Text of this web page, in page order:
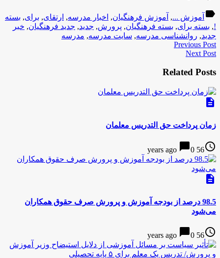
label آموزش ..., آموزش فرهنگیان, اخبار مدرسه, ارتقای, برای, بسته
!
, بسته برای, بسته فرهنگیان, پرورش, جدید, جدید فرهنگیان, خبر
جدید, روانشناسی مدرسه, سایت مدرسه, مدرسه
Previous Post
Next Post
Related Posts
description
زمان پرداخت حق التدریس معلمان
access_time
56 years ago
chat_bubble0
description
98.5 درصد از بودجه آموزش و پرورش صرف حقوق همکاران
می‌شود
access_time
56 years ago
chat_bubble0